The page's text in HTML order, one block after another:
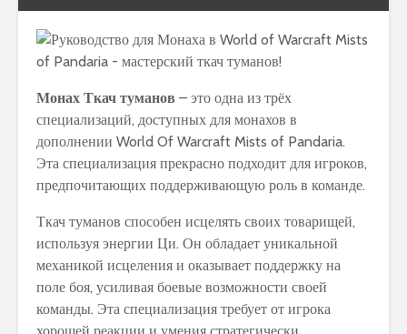
Монах Ткач туманов – это одна из трёх
специализаций, доступных для монахов в
дополнении World Of Warcraft Mists of Pandaria.
Эта специализация прекрасно подходит для игроков,
предпочитающих поддерживающую роль в команде.
Ткач туманов способен исцелять своих товарищей,
используя энергии Ци. Он обладает уникальной
механикой исцеления и оказывает поддержку на
поле боя, усиливая боевые возможности своей
команды. Эта специализация требует от игрока